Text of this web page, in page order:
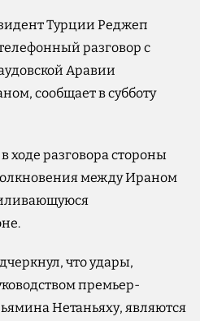
Турции Реджеп
разговор с
Аравии
сообщает в субботу
ходе разговора стороны
между Ираном
что удары,
премьер-
Нетаньяху, являются